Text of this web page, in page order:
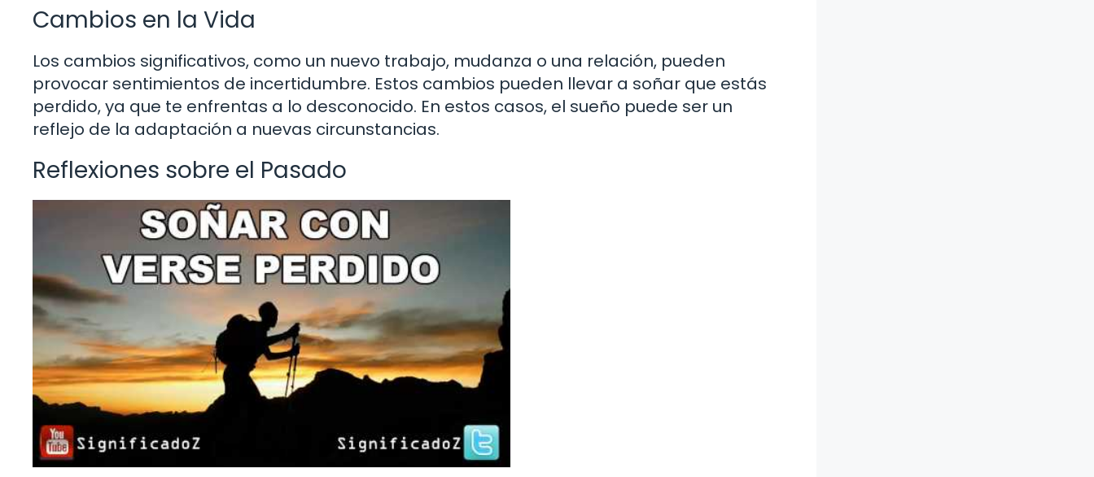
Cambios en la Vida
Los cambios significativos, como un nuevo trabajo, mudanza o una relación, pueden
provocar sentimientos de incertidumbre. Estos cambios pueden llevar a soñar que estás
perdido, ya que te enfrentas a lo desconocido. En estos casos, el sueño puede ser un
reflejo de la adaptación a nuevas circunstancias.
Reflexiones sobre el Pasado